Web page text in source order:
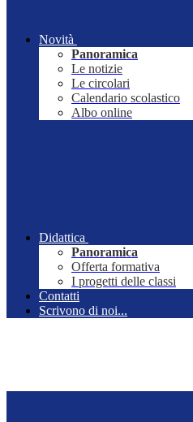
Novità
Panoramica
Le notizie
Le circolari
Calendario scolastico
Albo online
Didattica
Panoramica
Offerta formativa
I progetti delle classi
Contatti
Scrivono di noi...